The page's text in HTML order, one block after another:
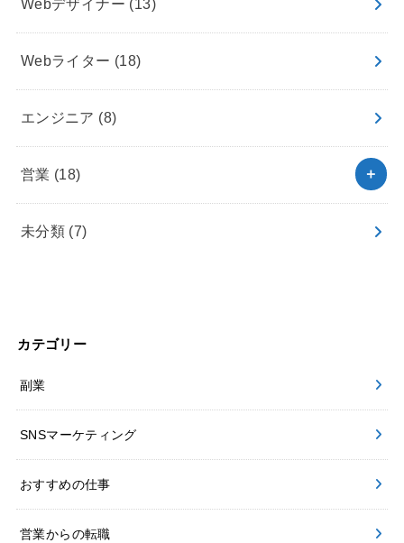
Webデザイナー (13)
Webライター (18)
エンジニア (8)
営業 (18)
未分類 (7)
カテゴリー
副業
SNSマーケティング
おすすめの仕事
営業からの転職